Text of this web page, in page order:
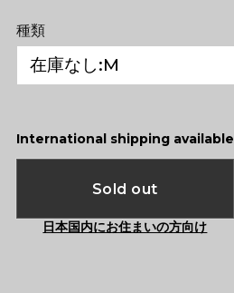
種類
International shipping available
Sold out
日本国内にお住まいの方向け